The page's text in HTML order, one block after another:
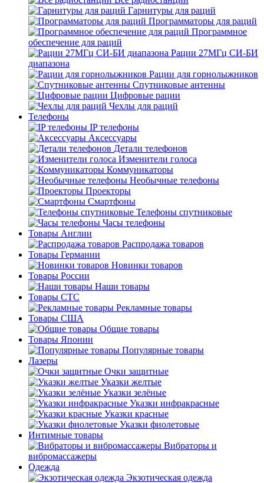
Гарнитуры для раций
Программаторы для раций
Программное
обеспечение для раций
Рации 27МГц СИ-БИ
диапазона
Рации для горнолыжников
Спутниковые антенны
Цифровые рации
Чехлы для раций
Телефоны
IP телефоны
Аксессуары
Детали телефонов
Изменители голоса
Коммуникаторы
Необычные телефоны
Проекторы
Смартфоны
Телефоны спутниковые
Часы телефоны
Товары Англии
Распродажа товаров
Товары Германии
Новинки товаров
Товары России
Наши товары
Товары СТС
Рекламные товары
Товары США
Общие товары
Товары Японии
Популярные товары
Лазеры
Очки защитные
Указки желтые
Указки зелёные
Указки инфракрасные
Указки красные
Указки фиолетовые
Интимные товары
Вибраторы и
вибромассажеры
Одежда
Экзотическая одежда